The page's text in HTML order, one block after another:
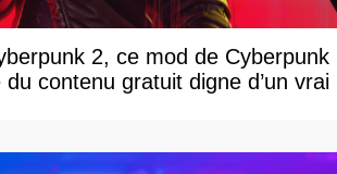
2, ce mod de Cyberpunk
contenu gratuit digne d’un vrai